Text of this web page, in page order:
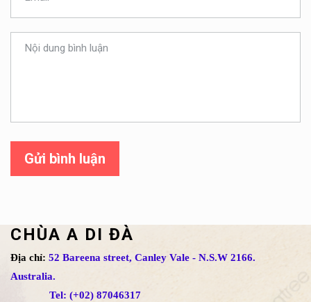
Gửi bình luận
CHÙA A DI ĐÀ
Địa chỉ: 52 Bareena street, Canley Vale - N.S.W 2166.
Australia.
Tel: (+02) 87046317